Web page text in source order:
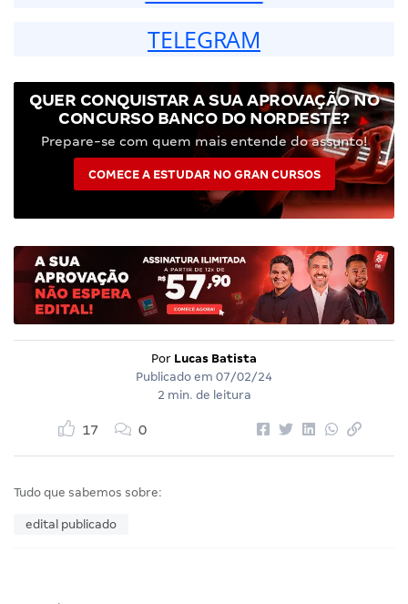
TELEGRAM
QUER CONQUISTAR A SUA APROVAÇÃO NO
CONCURSO BANCO DO NORDESTE?
Prepare-se com quem mais entende do assunto!
COMECE A ESTUDAR NO GRAN CURSOS
Por Lucas Batista
Publicado em 07/02/24
2 min. de leitura
17 0
Tudo que sabemos sobre:
edital publicado